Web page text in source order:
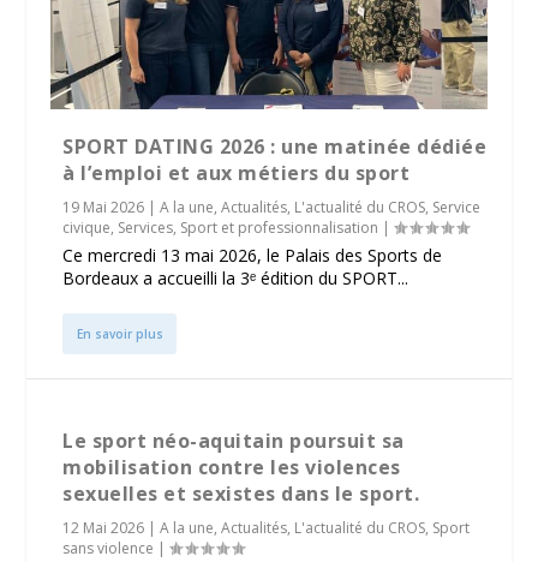
SPORT DATING 2026 : une matinée dédiée
à l’emploi et aux métiers du sport
19 Mai 2026 |A la une,Actualités, L'actualité du CROS, Service
civique, Services, Sport et professionnalisation |
Ce mercredi 13 mai 2026, le Palais des Sports de
Bordeaux a accueilli la 3ᵉ édition du SPORT...
En savoir plus
Le sport néo-aquitain poursuit sa
mobilisation contre les violences
sexuelles et sexistes dans le sport.
12 Mai 2026 |A la une,Actualités, L'actualité du CROS, Sport
sans violence |